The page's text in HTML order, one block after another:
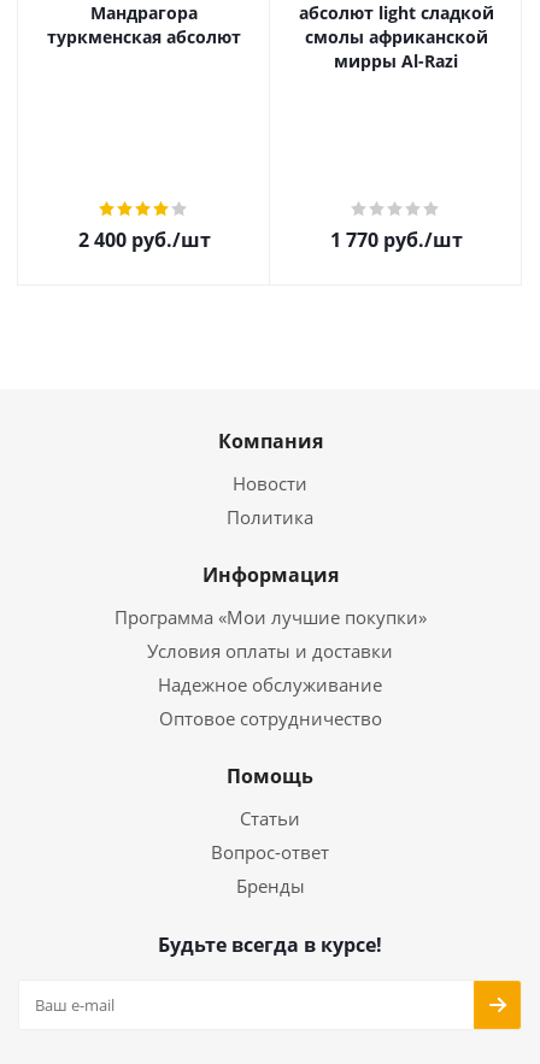
Мандрагора
туркменская абсолют
2 400руб./шт
абсолют light сладкой
смолы африканской
мирры Al-Razi
1 770руб./шт
Компания
Новости
Политика
Информация
Программа «Мои лучшие покупки»
Условия оплаты и доставки
Надежное обслуживание
Оптовое сотрудничество
Помощь
Статьи
Вопрос-ответ
Бренды
Будьте всегда в курсе!